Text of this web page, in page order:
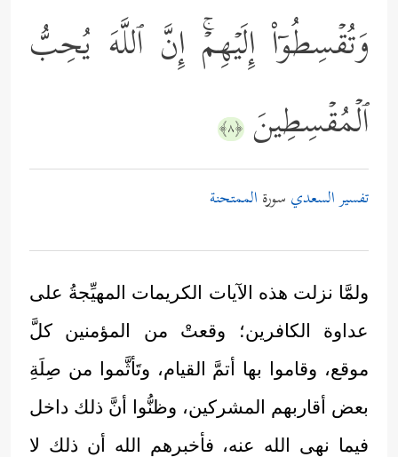
وَتُقۡسِطُوۤاْ إِلَیۡهِمۡۚ إِنَّ ٱللَّهَ یُحِبُّ
ٱلۡمُقۡسِطِینَ ﴿٨﴾
تفسير السعدي سورة الممتحنة
ولمَّا نزلت هذه الآيات الكريمات المهيِّجةُ على
عداوة الكافرين؛ وقعتْ من المؤمنين كلَّ
موقع، وقاموا بها أتمَّ القيام، وتَأثَّموا من صِلَةِ
بعض أقاربهم المشركين، وظنُّوا أنَّ ذلك داخل
فيما نهى الله عنه، فأخبرهم الله أن ذلك لا